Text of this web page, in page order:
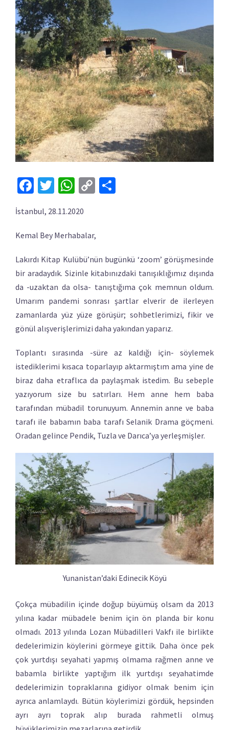
Facebook
Twitter
WhatsApp
Copy
İstanbul, 28.11.2020
Kemal Bey Merhabalar,
Lakırdı Kitap Kulübü’nün bugünkü ‘zoom’ görüşmesinde
bir aradaydık. Sizinle kitabınızdaki tanışıklığımız dışında
da -uzaktan da olsa- tanıştığıma çok memnun oldum.
Umarım pandemi sonrası şartlar elverir de ilerleyen
zamanlarda yüz yüze görüşür; sohbetlerimizi, fikir ve
gönül alışverişlerimizi daha yakından yaparız.
Toplantı sırasında -süre az kaldığı için- söylemek
istediklerimi kısaca toparlayıp aktarmıştım ama yine de
biraz daha etraflıca da paylaşmak istedim. Bu sebeple
yazıyorum size bu satırları. Hem anne hem baba
tarafından mübadil torunuyum. Annemin anne ve baba
tarafı ile babamın baba tarafı Selanik Drama göçmeni.
Oradan gelince Pendik, Tuzla ve Darıca’ya yerleşmişler.
Yunanistan’daki Edinecik Köyü
Çokça mübadilin içinde doğup büyümüş olsam da 2013
yılına kadar mübadele benim için ön planda bir konu
olmadı. 2013 yılında Lozan Mübadilleri Vakfı ile birlikte
dedelerimizin köylerini görmeye gittik. Daha önce pek
çok yurtdışı seyahati yapmış olmama rağmen anne ve
babamla birlikte yaptığım ilk yurtdışı seyahatimde
dedelerimizin topraklarına gidiyor olmak benim için
ayrıca anlamlaydı. Bütün köylerimizi gördük, hepsinden
ayrı ayrı toprak alıp burada rahmetli olmuş